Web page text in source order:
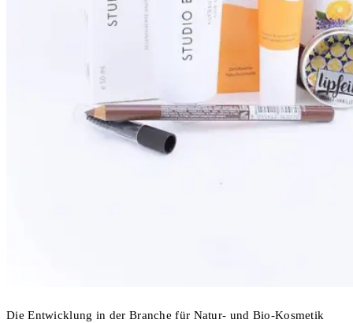
Die Entwicklung in der Branche für Natur- und Bio-Kosmetik